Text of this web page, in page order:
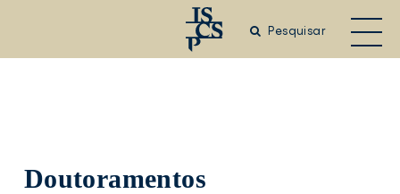
Pesquisar
Doutoramentos